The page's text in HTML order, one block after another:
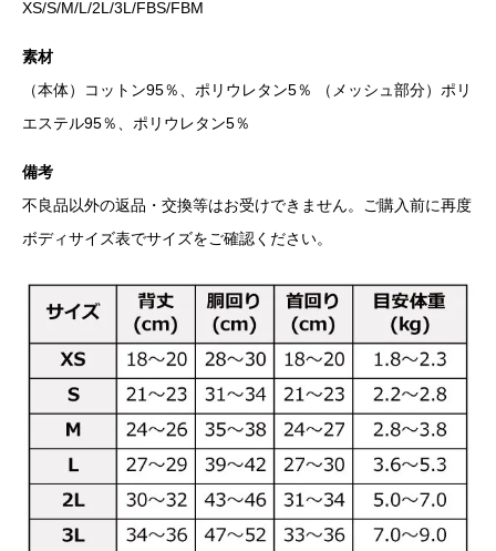
XS/S/M/L/2L/3L/FBS/FBM
素材
（本体）コットン95％、ポリウレタン5％ （メッシュ部分）ポリ
エステル95％、ポリウレタン5％
備考
不良品以外の返品・交換等はお受けできません。ご購入前に再度
ボディサイズ表でサイズをご確認ください。